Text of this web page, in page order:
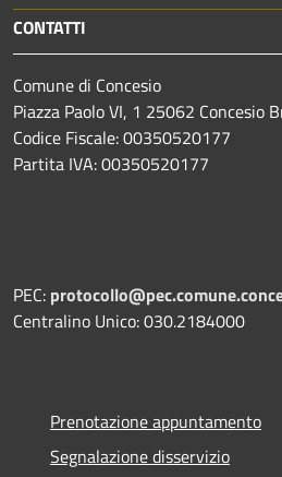
CONTATTI
Comune di Concesio
Piazza Paolo VI, 1 25062 Concesio
Codice Fiscale: 00350520177
Partita IVA: 00350520177
PEC:
Centralino Unico: 030.2184000
Prenotazione appuntamento
Segnalazione disservizio